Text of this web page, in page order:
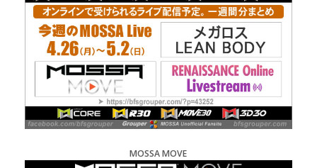
MOSSA MOVE